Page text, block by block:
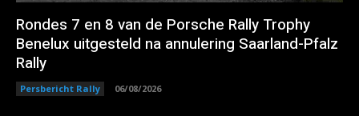
Rondes 7 en 8 van de Porsche Rally Trophy
Benelux uitgesteld na annulering Saarland-Pfalz
Rally
Persbericht Rally 06/08/2026